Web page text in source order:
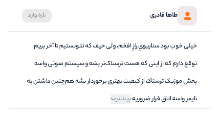
طاها قادری تازه وارد
خیلی خوب بود سناریویِ رازِ افخم، ولی حیف که نتونستیم تا آخر بریم
توقع دارم که از اینی که هست ترسناک‌تر بشه و سیستم صوتی واسه
پخش موزیک ترسناک از کیفیت بهتری برخوردار بشه هم‌چنین داشتن یه
تایمر واسه اتاق فرار ضروریهبیشتر